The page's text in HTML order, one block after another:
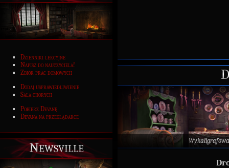
Dzienniki lekcyjne
Napisz do nauczyciela!
Zbiór prac domowych
Dodaj usprawiedliwienie
Sala chorych
Pobierz Devanę
Devana na przeglądarce
Newsville